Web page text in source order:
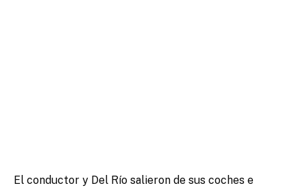
El conductor y Del Río salieron de sus coches e